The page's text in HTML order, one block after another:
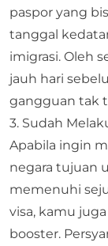
paspor yang
tanggal
imigrasi. Oleh
jauh hari
gangguan tak
3. Sudah
Apabila ingin
negara tujuan
memenuhi
visa, kamu
booster.